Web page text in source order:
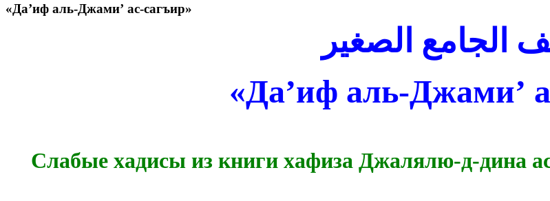
«Да’иф аль-Джами’ ас-сагъир»
الجامع الصغير
«Да’иф аль-Джами’
Слабые хадисы из книги хафиза Джалялю-д-дина